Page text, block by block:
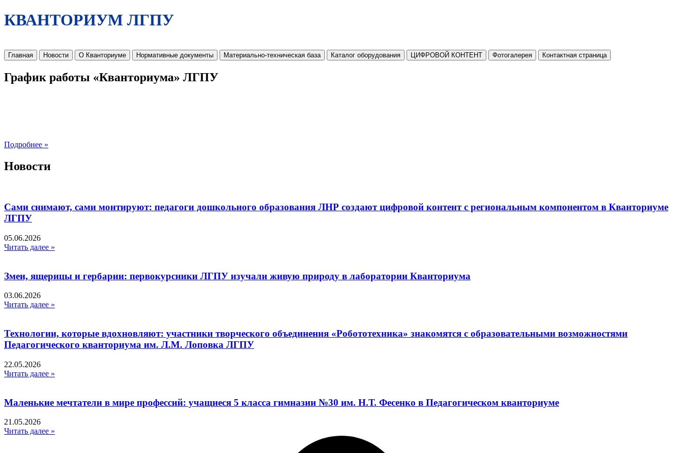
КВАНТОРИУМ ЛГПУ
Главная Новости О Кванториуме Нормативные документы Материально-техническая база Каталог оборудования ЦИФРОВОЙ КОНТЕНТ Фотогалерея Контактная страница
График работы «Кванториума» ЛГПУ
Подробнее »
Новости
Сами снимают, сами монтируют: педагоги дошкольного образования ЛНР создают цифровой контент с региональным компонентом в Кванториуме
ЛГПУ​
05.06.2026
Читать далее »
Змеи, ящерицы и гербарии: первокурсники ЛГПУ изучали живую природу в лаборатории Кванториума
03.06.2026
Читать далее »
Технологии, которые вдохновляют: участники творческого объединения «Робототехника» знакомятся с образовательными возможностями
Педагогического кванториума им. Л.М. Лоповка ЛГПУ
22.05.2026
Читать далее »
Маленькие мечтатели в мире профессий: учащиеся 5 класса гимназии №30 им. Н.Т. Фесенко в Педагогическом кванториуме
21.05.2026
Читать далее »